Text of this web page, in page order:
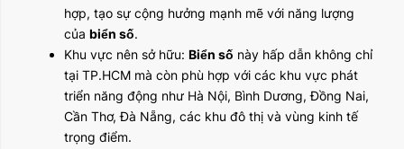
hợp, tạo sự cộng hưởng mạnh mẽ với năng lượng
của biển số.
Khu vực nên sở hữu: Biển số này hấp dẫn không chỉ
tại TP.HCM mà còn phù hợp với các khu vực phát
triển năng động như Hà Nội, Bình Dương, Đồng Nai,
Cần Thơ, Đà Nẵng, các khu đô thị và vùng kinh tế
trọng điểm.